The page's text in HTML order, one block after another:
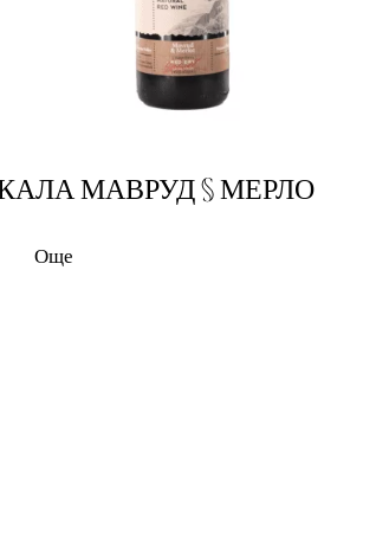
МАВРУД § МЕРЛО
Още